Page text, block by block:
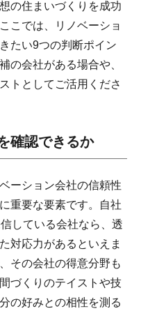
の住まいづくりを成功
こでは、リノベーショ
たい9つの判断ポイン
の会社がある場合や、
トとしてご活用くださ
確認できるか
ーション会社の信頼性
重要な要素です。自社
している会社なら、透
対応力があるといえま
その会社の得意分野も
づくりのテイストや技
の好みとの相性を測る